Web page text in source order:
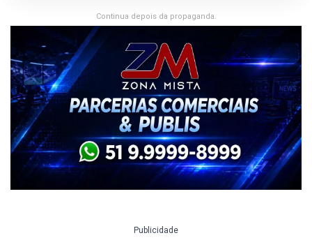
Continua depois da propaganda.
Publicidade